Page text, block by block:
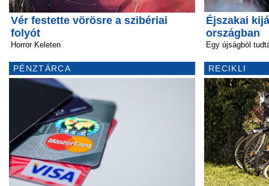
Vér festette vörösre a szibériai
folyót
Horror Keleten
PÉNZTÁRCA
Éjszakai
országban
Egy újságból
RECIKLI